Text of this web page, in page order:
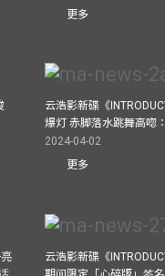
更多
云浩影新碟《
爆灯 赤脚落水跳舞高唿
2024-04-02
更多
云浩影新碟《